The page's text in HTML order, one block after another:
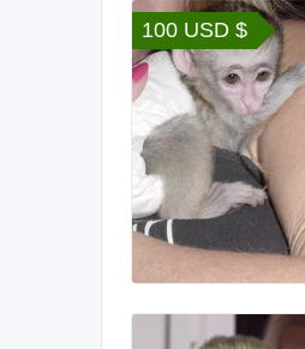
100 USD $